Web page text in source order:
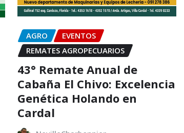
AGRO
EVENTOS
REMATES AGROPECUARIOS
43° Remate Anual de
Cabaña El Chivo: Excelencia
Genética Holando en
Cardal